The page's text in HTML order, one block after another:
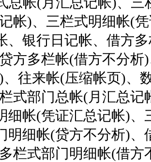
帐)、三栏式明细帐(
、银行日记帐、借方
方多栏帐(借方不分
往来帐(压缩帐页)、
式部门总帐(月汇总
细帐(凭证汇总记帐)
明细帐(贷方不分析)
栏式部门明细帐(借